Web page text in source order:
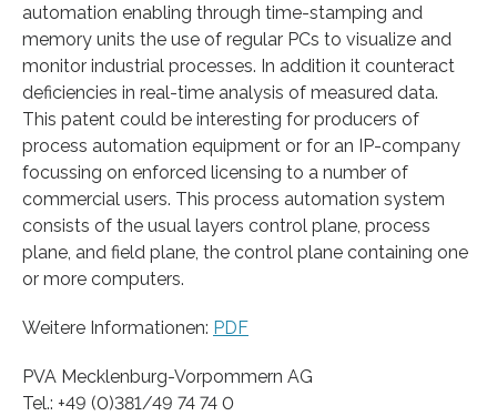
automation enabling through time-stamping and
memory units the use of regular PCs to visualize and
monitor industrial processes. In addition it counteract
deficiencies in real-time analysis of measured data.
This patent could be interesting for producers of
process automation equipment or for an IP-company
focussing on enforced licensing to a number of
commercial users. This process automation system
consists of the usual layers control plane, process
plane, and field plane, the control plane containing one
or more computers.
Weitere Informationen: PDF
PVA Mecklenburg-Vorpommern AG
Tel.: +49 (0)381/49 74 74 0